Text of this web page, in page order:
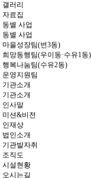
갤러리
자료집
동별 사업
동별 사업
마을성장팀(번3동)
희망동행팀(우이동·수유1동)
행복나눔팀(수유2동)
운영지원팀
기관소개
기관소개
인사말
미션&비전
인재상
법인소개
기관발자취
조직도
시설현황
오시는길